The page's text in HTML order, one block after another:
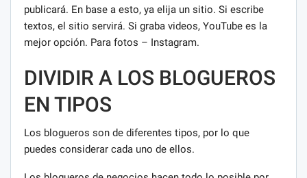
publicará. En base a esto, ya elija un sitio. Si escribe
textos, el sitio servirá. Si graba videos, YouTube es la
mejor opción. Para fotos – Instagram.
DIVIDIR A LOS BLOGUEROS
EN TIPOS
Los blogueros son de diferentes tipos, por lo que
puedes considerar cada uno de ellos.